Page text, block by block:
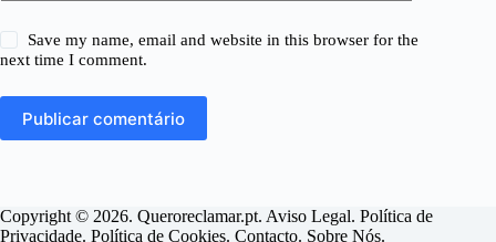
Save my name, email and website in this browser for the
next time I comment.
Publicar comentário
Copyright © 2026. Queroreclamar.pt. Aviso Legal. Política de
Privacidade. Política de Cookies. Contacto. Sobre Nós.